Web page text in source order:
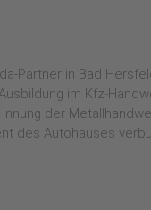
Partner in Bad
im Kfz-
der
des Autohauses